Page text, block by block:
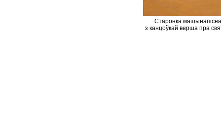
Старонка
з канцоўкай верша пра